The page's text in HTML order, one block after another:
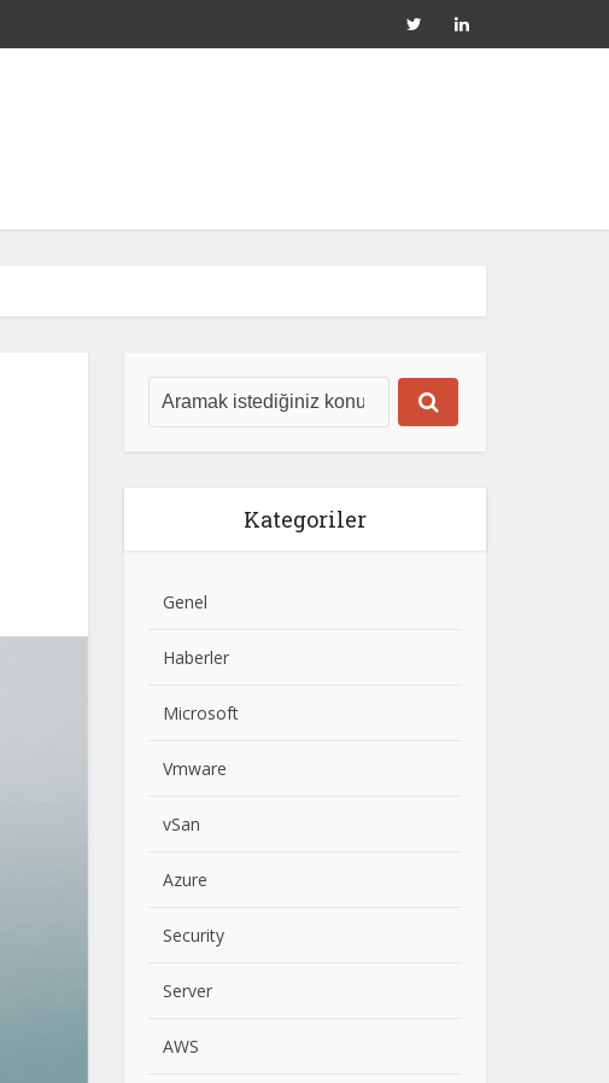
Kategoriler
Genel
Haberler
Microsoft
Vmware
vSan
Azure
Security
Server
AWS